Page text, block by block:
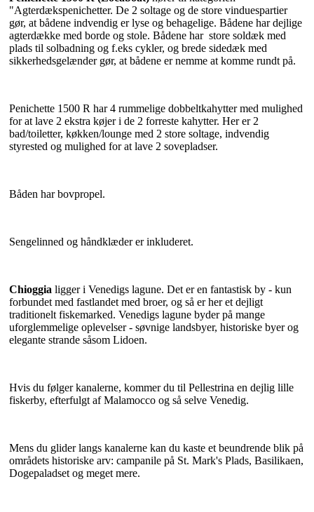
"Agterdækspenichetter. De 2 soltage og de store vinduespartier
gør, at bådene indvendig er lyse og behagelige. Bådene har dejlige
agterdække med borde og stole. Bådene har store soldæk med
plads til solbadning og f.eks cykler, og brede sidedæk med
sikkerhedsgelænder gør, at bådene er nemme at komme rundt på.
Penichette 1500 R har 4 rummelige dobbeltkahytter med mulighed
for at lave 2 ekstra køjer i de 2 forreste kahytter. Her er 2
bad/toiletter, køkken/lounge med 2 store soltage, indvendig
styrested og mulighed for at lave 2 sovepladser.
Båden har bovpropel.
Sengelinned og håndklæder er inkluderet.
Chioggia ligger i Venedigs lagune. Det er en fantastisk by - kun
forbundet med fastlandet med broer, og så er her et dejligt
traditionelt fiskemarked. Venedigs lagune byder på mange
uforglemmelige oplevelser - søvnige landsbyer, historiske byer og
elegante strande såsom Lidoen.
Hvis du følger kanalerne, kommer du til Pellestrina en dejlig lille
fiskerby, efterfulgt af Malamocco og så selve Venedig.
Mens du glider langs kanalerne kan du kaste et beundrende blik på
områdets historiske arv: campanile på St. Mark's Plads, Basilikaen,
Dogepaladset og meget mere.